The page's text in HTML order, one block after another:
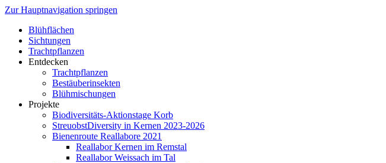
Zur Hauptnavigation springen
Blühflächen
Sichtungen
Trachtpflanzen
Entdecken
Trachtpflanzen
Bestäuberinsekten
Blühmischungen
Projekte
Biodiversitäts-Aktionstage Korb
StreuobstDiversity in Kernen 2023-2026
Bienenroute Reallabore 2021
Reallabor Kernen im Remstal
Reallabor Weissach im Tal